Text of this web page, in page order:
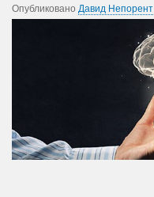
Опубликовано Давид Непорент